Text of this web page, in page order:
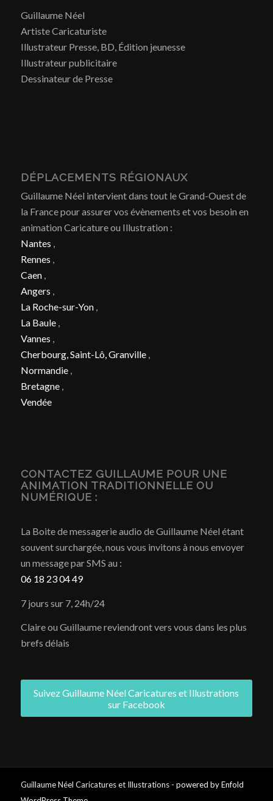
Guillaume Néel
Artiste Caricaturiste
Illustrateur Presse, BD, Édition jeunesse
Illustrateur publicitaire
Dessinateur de Presse
DÉPLACEMENTS RÉGIONAUX
Guillaume Néel intervient dans tout le Grand-Ouest de
la France pour assurer vos évènements et vos besoin en
animation Caricature ou Illustration :
Nantes ,
Rennes ,
Caen,
Angers ,
La Roche-sur-Yon,
La Baule,
Vannes ,
Cherbourg, Saint-Lô, Granville,
Normandie,
Bretagne,
Vendée
CONTACTEZ GUILLAUME POUR UNE
ANIMATION TRADITIONNELLE OU
NUMÉRIQUE :
La Boite de messagerie audio de Guillaume Néel étant
souvent surchargée, nous vous invitons à nous envoyer
un message par SMS au :
06 18 23 04 49
7 jours sur 7, 24h/24
Claire ou Guillaume reviendront vers vous dans les plus
brefs délais
Suivez Guillaume Néel Caricatures et Illustrations
sur Facebook
Guillaume Néel Caricatures et Illustrations - powered by Enfold